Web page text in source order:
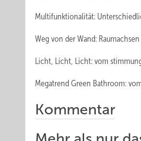
Multifunktionalität:
Weg von der Wand:
Licht, Licht, Licht: vom
Megatrend Green Bathroom:
Kommentar